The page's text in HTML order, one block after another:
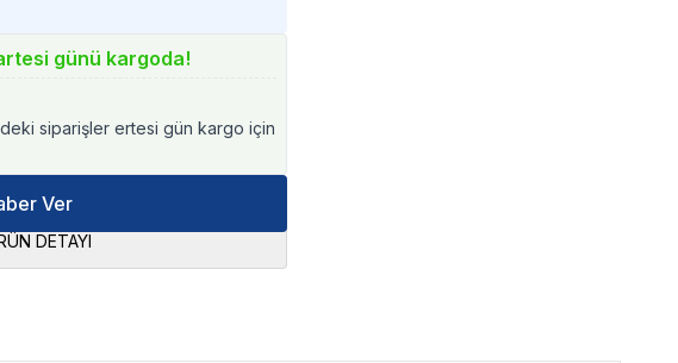
günü kargoda!
siparişler ertesi gün kargo için
Ver
DETAYI